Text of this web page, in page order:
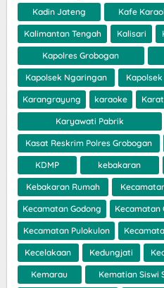
Kadin Jateng Kafe
Kalimantan Tengah Kalisari
Kapolres Grobogan
Kapolsek Ngaringan
Karangrayung karaoke
Karyawati Pabrik
Kasat Reskrim Polres Grobogan
KDMP kebakaran
Kebakaran Rumah
Kecamatan Godong Kecamatan
Kecamatan Pulokulon
Kecelakaan Kedungjati
Kemarau Kematian Siswi